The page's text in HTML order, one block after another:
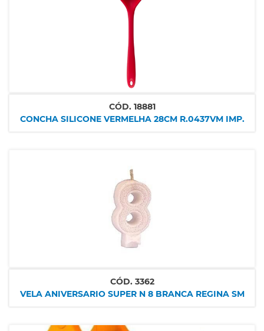
CÓD. 18881
CONCHA SILICONE VERMELHA 28CM R.0437VM IMP.
CÓD. 3362
VELA ANIVERSARIO SUPER N 8 BRANCA REGINA SM